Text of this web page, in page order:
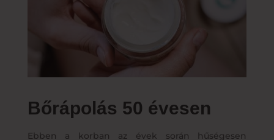
Bőrápolás 50 évesen
Ebben a korban az évek során hűségesen